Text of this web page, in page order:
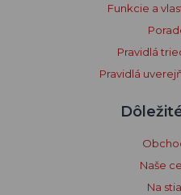
Funkcie a
Pravidlá
Pravidlá
Naše
Na